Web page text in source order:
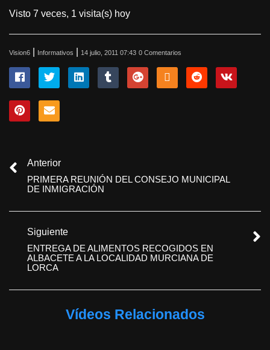
Visto 7 veces, 1 visita(s) hoy
Vision6 Informativos 14 julio, 2011 07:43 0 Comentarios
Anterior
PRIMERA REUNIÓN DEL CONSEJO MUNICIPAL
DE INMIGRACIÓN
Siguiente
ENTREGA DE ALIMENTOS RECOGIDOS EN
ALBACETE A LA LOCALIDAD MURCIANA DE
LORCA
Vídeos Relacionados